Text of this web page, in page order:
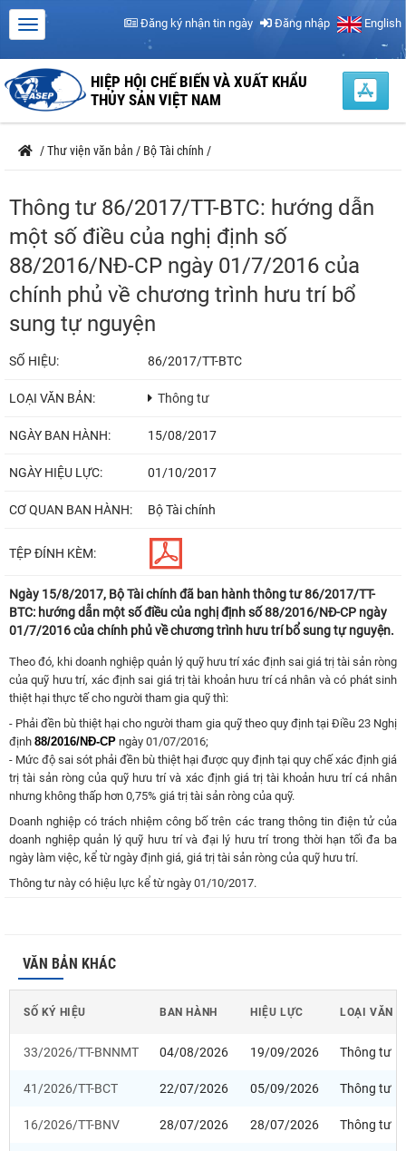
Đăng ký nhận tin ngày Đăng nhập English
HIỆP HỘI CHẾ BIẾN VÀ XUẤT KHẨU
THỦY SẢN VIỆT NAM
/Thư viện văn bản / Bộ Tài chính /
Thông tư 86/2017/TT-BTC: hướng dẫn
một số điều của nghị định số
88/2016/NĐ-CP ngày 01/7/2016 của
chính phủ về chương trình hưu trí bổ
sung tự nguyện
SỐ HIỆU: 86/2017/TT-BTC
LOẠI VĂN BẢN: Thông tư
NGÀY BAN HÀNH: 15/08/2017
NGÀY HIỆU LỰC: 01/10/2017
CƠ QUAN BAN HÀNH: Bộ Tài chính
TỆP ĐÍNH KÈM:
Ngày 15/8/2017, Bộ Tài chính đã ban hành thông tư 86/2017/TT-
BTC: hướng dẫn một số điều của nghị định số 88/2016/NĐ-CP ngày
01/7/2016 của chính phủ về chương trình hưu trí bổ sung tự nguyện.
Theo đó, khi doanh nghiệp quản lý quỹ hưu trí xác định sai giá trị tài sản ròng
của quỹ hưu trí, xác định sai giá trị tài khoản hưu trí cá nhân và có phát sinh
thiệt hại thực tế cho người tham gia quỹ thì:
- Phải đền bù thiệt hại cho người tham gia quỹ theo quy định tại Điều 23 Nghị
định 88/2016/NĐ-CP ngày 01/07/2016;
- Mức độ sai sót phải đền bù thiệt hại được quy định tại quy chế xác định giá
trị tài sản ròng của quỹ hưu trí và xác định giá trị tài khoản hưu trí cá nhân
nhưng không thấp hơn 0,75% giá trị tài sản ròng của quỹ.
Doanh nghiệp có trách nhiệm công bố trên các trang thông tin điện tử của
doanh nghiệp quản lý quỹ hưu trí và đại lý hưu trí trong thời hạn tối đa ba
ngày làm việc, kể từ ngày định giá, giá trị tài sản ròng của quỹ hưu trí.
Thông tư này có hiệu lực kể từ ngày 01/10/2017.
VĂN BẢN KHÁC
SỐ KÝ HIỆU BAN HÀNH HIỆU LỰC LOẠI VĂN
33/2026/TT-BNNMT 04/08/2026 19/09/2026 Thông tư
41/2026/TT-BCT 22/07/2026 05/09/2026 Thông tư
16/2026/TT-BNV 28/07/2026 28/07/2026 Thông tư